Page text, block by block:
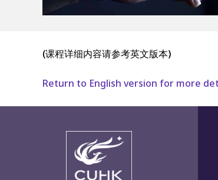
(课程详细内容请参考英文版本)
Return to English version for more